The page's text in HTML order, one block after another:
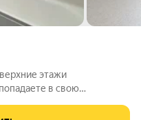
этажи
в свою
в Ярославле.